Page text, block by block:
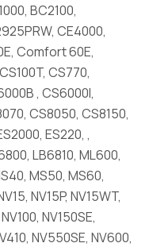
BC2100,
CE4000,
Comfort 60E,
CS770,
, CS6000I,
CS8050, CS8150,
ES220, ,
LB6810, ML600,
MS50, MS60,
NV15P, NV15WT,
NV150SE,
NV550SE, NV600,